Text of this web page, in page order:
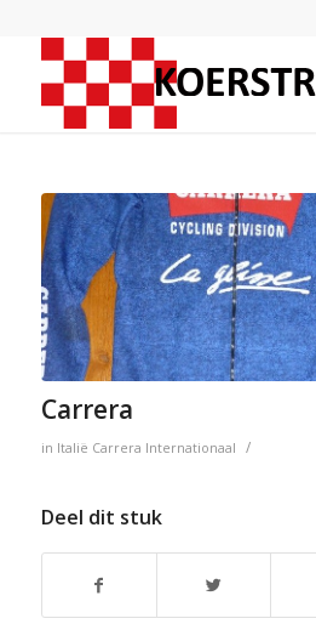
Carrera
in Italië Carrera Internationaal /
Deel dit stuk